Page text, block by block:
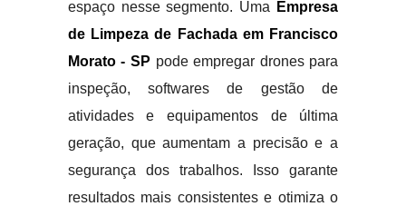
espaço nesse segmento. Uma
Empresa
de Limpeza de Fachada em Francisco
Morato - SP pode empregar drones para
inspeção, softwares de gestão de
atividades e equipamentos de última
geração, que aumentam a precisão e a
segurança dos trabalhos. Isso garante
resultados mais consistentes e otimiza o